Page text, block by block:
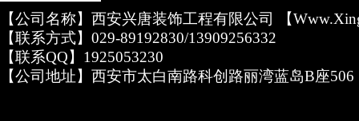
【公司名称】西安兴唐装饰工程有限公司 【
【联系方式】029-89192830/13909256332
【联系QQ】1925053230
【公司地址】西安市太白南路科创路丽湾蓝岛B座506